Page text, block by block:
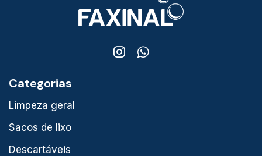
Categorias
Limpeza geral
Sacos de lixo
Descartáveis